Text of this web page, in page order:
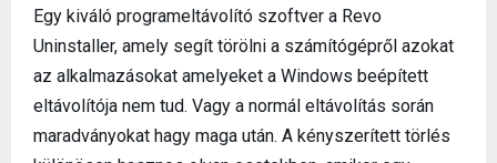
Egy kiváló programeltávolító szoftver a Revo
Uninstaller, amely segít törölni a számítógépről azokat
az alkalmazásokat amelyeket a Windows beépített
eltávolítója nem tud. Vagy a normál eltávolítás során
maradványokat hagy maga után. A kényszerített törlés